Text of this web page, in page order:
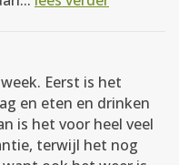
Eerst is het
en eten en drinken
is het voor heel veel
terwijl het nog